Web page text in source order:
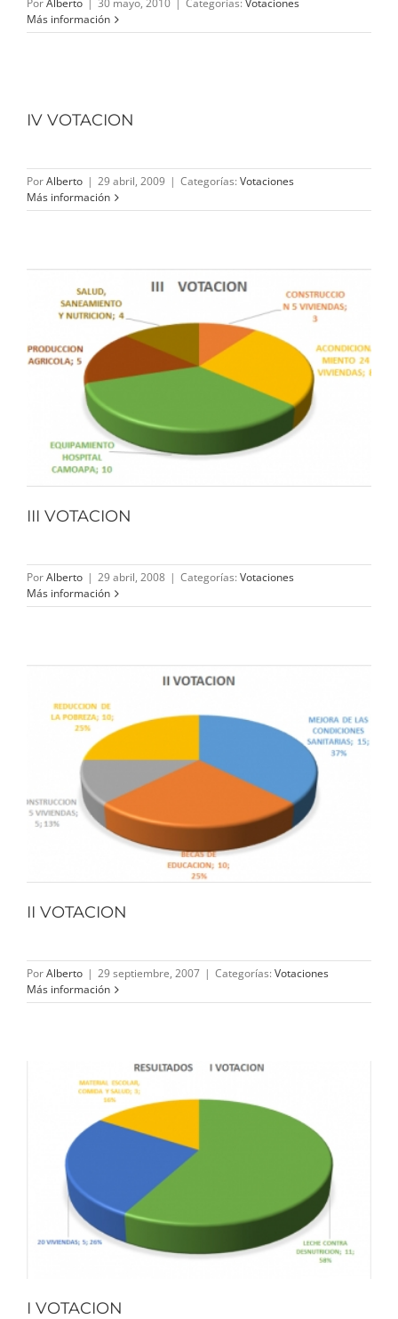
PorAlberto | 30 mayo, 2010 | Categorías: Votaciones
Más información
IV VOTACION
PorAlberto | 29 abril, 2009 | Categorías: Votaciones
Más información
III VOTACION
PorAlberto | 29 abril, 2008 | Categorías: Votaciones
Más información
II VOTACION
PorAlberto | 29 septiembre, 2007 | Categorías: Votaciones
Más información
I VOTACION